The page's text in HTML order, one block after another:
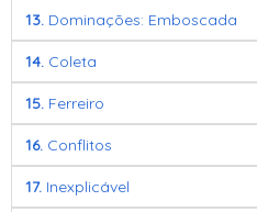
13. Dominações: Emboscada
14. Coleta
15. Ferreiro
16. Conflitos
17. Inexplicável